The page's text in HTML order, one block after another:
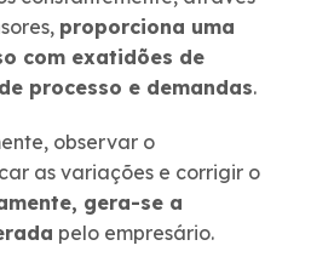
proporciona uma
com exatidões de
processo e demandas.
observar o
as variações e corrigir o
gera-se a
pelo empresário.